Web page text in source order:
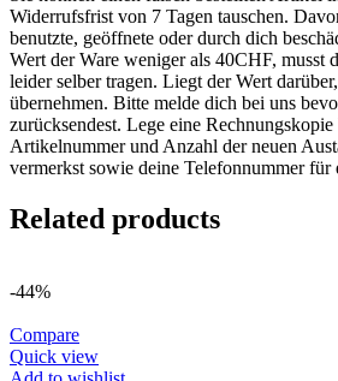
Widerrufsfrist von 7 Tagen tauschen.
benutzte, geöffnete oder durch dich
Wert der Ware weniger als 40CHF, musst
leider selber tragen. Liegt der Wert
übernehmen. Bitte melde dich bei uns
zurücksendest. Lege eine
Artikelnummer und Anzahl der neuen
vermerkst sowie deine Telefonnummer für
Related products
-44%
Compare
Quick view